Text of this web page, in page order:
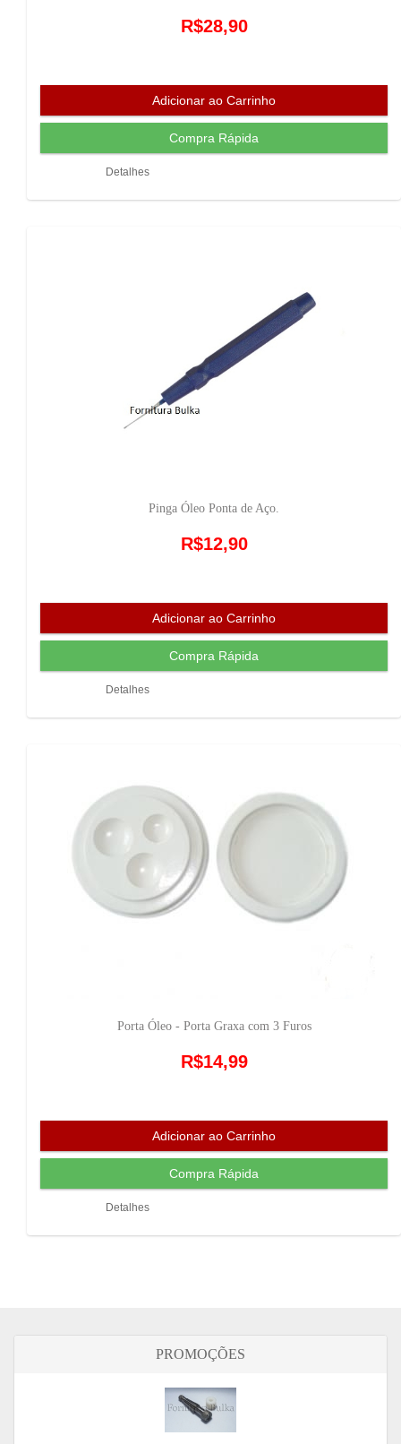
R$28,90
Detalhes
Pinga Óleo Ponta de Aço.
R$12,90
Detalhes
Porta Óleo - Porta Graxa com 3 Furos
R$14,99
Detalhes
PROMOÇÕES